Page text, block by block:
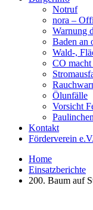
Notruf
nora –
Warnung
Baden an
Wald-,
CO
Ölunfälle
Vorsicht
Kontakt
Förderverein e.V.
Home
Einsatzberichte
200. Baum auf